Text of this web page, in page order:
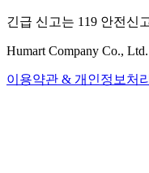
긴급 신고는 119 안전신
Humart Company Co.,
이용약관 & 개인정보처